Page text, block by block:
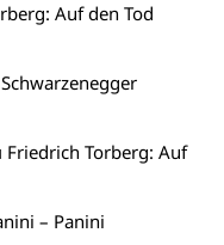
Auf den Tod
Friedrich Torberg: Auf
– Panini